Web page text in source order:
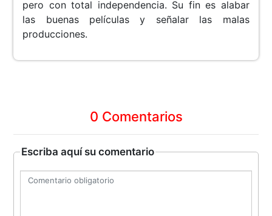
pero con total independencia. Su fin es alabar
las buenas películas y señalar las malas
producciones.
0 Comentarios
Escriba aquí su comentario